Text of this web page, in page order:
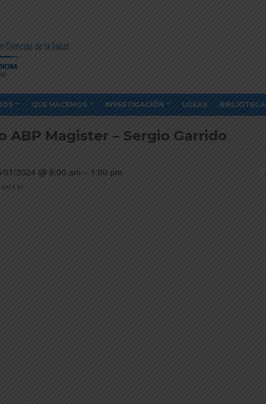
QUE HACEMOS INVESTIGACIÓN UCEAS BIBLIOTECA
ABP Magister – Sergio Garrido
01/2024 @ 9:00 am – 1:00 pm
SALA 01